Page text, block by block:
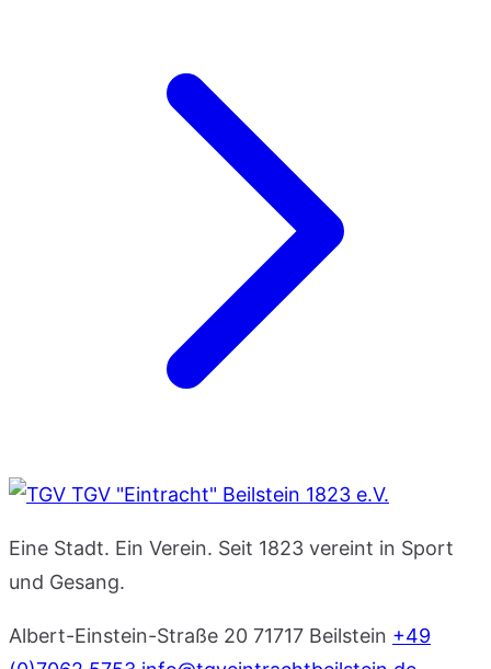
TGV "Eintracht" Beilstein 1823 e.V.
Eine Stadt. Ein Verein. Seit 1823 vereint in Sport
und Gesang.
Albert-Einstein-Straße 20 71717 Beilstein +49